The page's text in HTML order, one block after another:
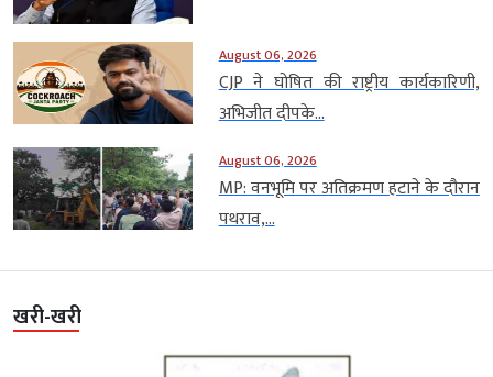
August 06, 2026
CJP ने घोषित की राष्ट्रीय कार्यकारिणी,
अभिजीत दीपके...
August 06, 2026
MP: वनभूमि पर अतिक्रमण हटाने के दौरान
पथराव,...
खरी-खरी